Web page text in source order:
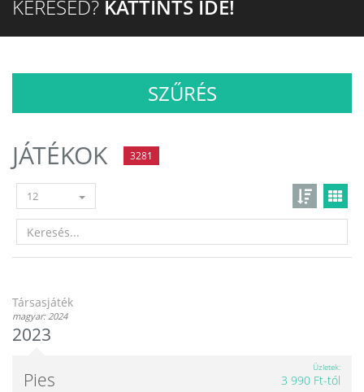
KERESED? KATTINTS IDE!
SZŰRÉS
JÁTÉKOK 3281
12
Társasjáték
magyar: 2024
2023
Pies
Üzletek
3 990 Ft-tól